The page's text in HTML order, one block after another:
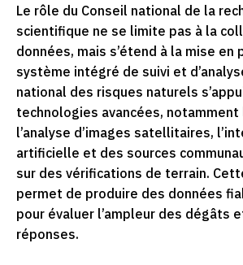
Le rôle du Conseil national de la
scientifique ne se limite pas à la
données, mais s’étend à la mise en
système intégré de suivi et
national des risques naturels
technologies avancées,
l’analyse d’images satellitaires,
artificielle et des sources
sur des vérifications de terrain.
permet de produire des données
pour évaluer l’ampleur des dégâts
réponses.